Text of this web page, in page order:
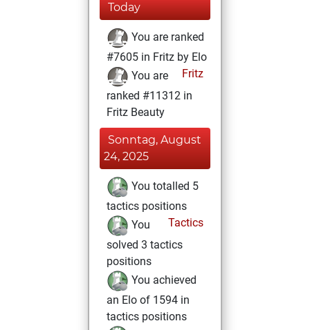
Today
You are ranked
#7605 in Fritz by Elo
Fritz
You are
ranked #11312 in
Fritz Beauty
Sonntag, August
24, 2025
You totalled 5
tactics positions
Tactics
You
solved 3 tactics
positions
You achieved
an Elo of 1594 in
tactics positions